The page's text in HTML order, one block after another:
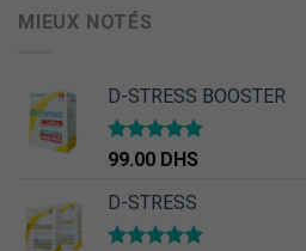
MIEUX NOTÉS
D-STRESS BOOSTER
Note5.00
99.00 DHS
D-STRESS